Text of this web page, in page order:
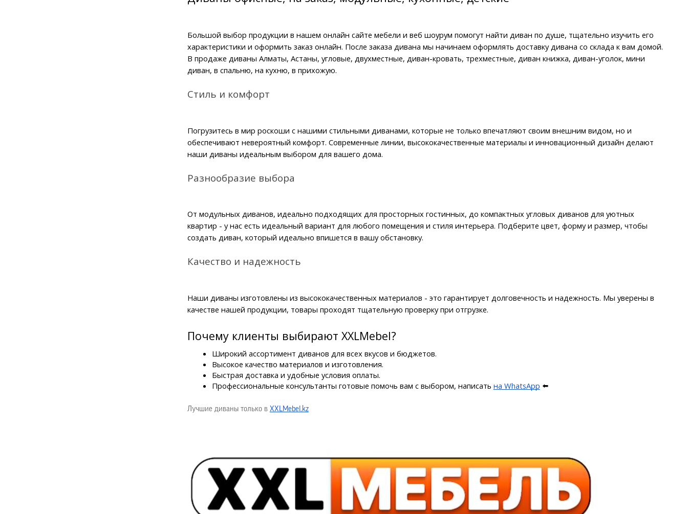
Большой выбор продукции в нашем онлайн сайте мебели и веб шоурум помогут найти диван по душе, тщательно изучить его
характеристики и оформить заказ онлайн. После заказа дивана мы начинаем оформлять доставку дивана со склада к вам домой.
В продаже диваны Алматы, Астаны, угловые, двухместные, диван-кровать, трехместные, диван книжка, диван-уголок, мини
диван, в спальню, на кухню, в прихожую.
Стиль и комфорт
Погрузитесь в мир роскоши с нашими стильными диванами, которые не только впечатляют своим внешним видом, но и
обеспечивают невероятный комфорт. Современные линии, высококачественные материалы и инновационный дизайн делают
наши диваны идеальным выбором для вашего дома.
Разнообразие выбора
От модульных диванов, идеально подходящих для просторных гостинных, до компактных угловых диванов для уютных
квартир - у нас есть идеальный вариант для любого помещения и стиля интерьера. Подберите цвет, форму и размер, чтобы
создать диван, который идеально впишется в вашу обстановку.
Качество и надежность
Наши диваны изготовлены из высококачественных материалов - это гарантирует долговечность и надежность. Мы уверены в
качестве нашей продукции, товары проходят тщательную проверку при отгрузке.
Почему клиенты выбирают XXLMebel?
Широкий ассортимент диванов для всех вкусов и бюджетов.
Высокое качество материалов и изготовления.
Быстрая доставка и удобные условия оплаты.
Профессиональные консультанты готовые помочь вам с выбором, написать на WhatsApp ⬅️
Лучшие диваны только в XXLMebel.kz